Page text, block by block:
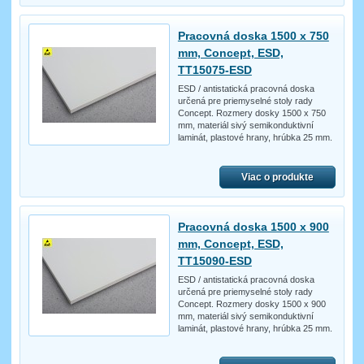
Pracovná doska 1500 x 750
mm, Concept, ESD,
TT15075-ESD
ESD / antistatická pracovná doska
určená pre priemyselné stoly rady
Concept. Rozmery dosky 1500 x 750
mm, materiál sivý semikonduktivní
laminát, plastové hrany, hrúbka 25 mm.
Viac o produkte
Pracovná doska 1500 x 900
mm, Concept, ESD,
TT15090-ESD
ESD / antistatická pracovná doska
určená pre priemyselné stoly rady
Concept. Rozmery dosky 1500 x 900
mm, materiál sivý semikonduktivní
laminát, plastové hrany, hrúbka 25 mm.